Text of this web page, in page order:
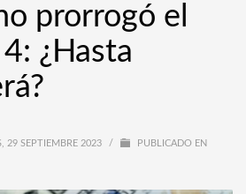
prorrogó el
¿Hasta
29 SEPTIEMBRE 2023 /
PUBLICADO EN